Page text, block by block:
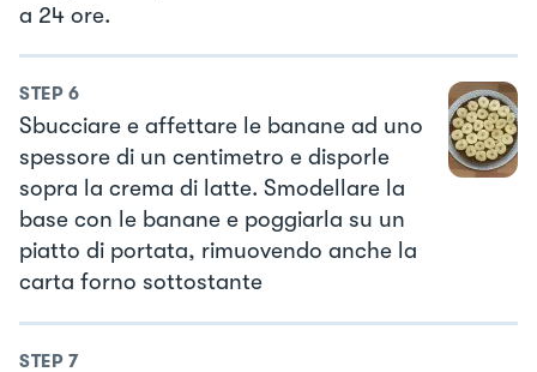
a 24 ore.
STEP 6
Sbucciare e affettare le banane ad uno
spessore di un centimetro e disporle
sopra la crema di latte. Smodellare la
base con le banane e poggiarla su un
piatto di portata, rimuovendo anche la
carta forno sottostante
STEP 7